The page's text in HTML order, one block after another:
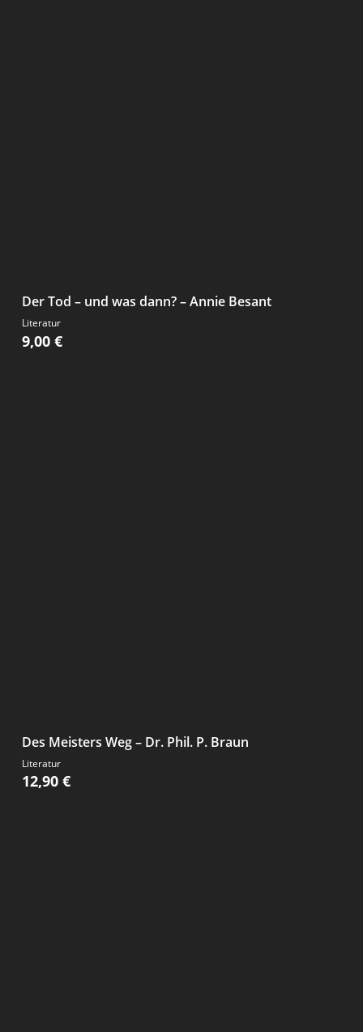
Der Tod – und was dann? – Annie Besant
Literatur
9,00 €
Des Meisters Weg – Dr. Phil. P. Braun
Literatur
12,90 €